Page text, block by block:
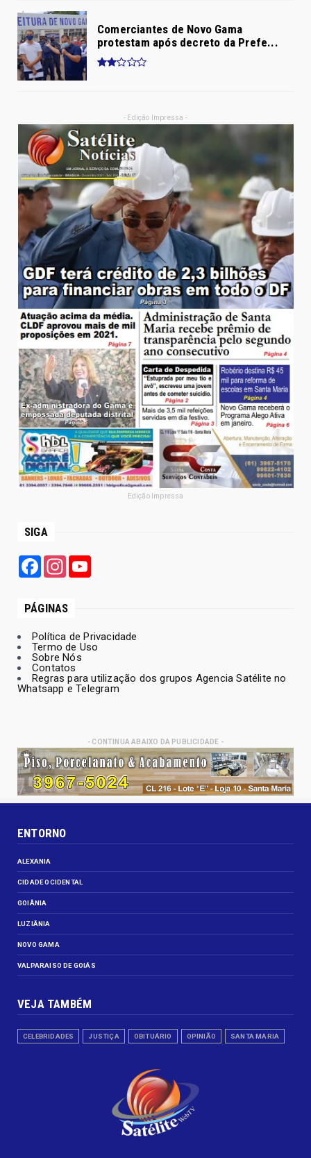
Comerciantes de Novo Gama
protestam após decreto da Prefe...
- Edição Impressa -
Edição Impressa
SIGA
FacebookInstagram
PÁGINAS
Política de Privacidade
Termo de Uso
Sobre Nós
Contatos
Regras para utilização dos grupos Agencia Satélite no
Whatsapp e Telegram
- CONTINUA ABAIXO DA PUBLICIDADE -
ENTORNO
ALEXANIA
CIDADE OCIDENTAL
GOIÂNIA
LUZIÂNIA
NOVO GAMA
VALPARAISO DE GOIÁS
VEJA TAMBÉM
CELEBRIDADES JUSTIÇA OBITUÁRIO OPINIÃO SANTA MARIA